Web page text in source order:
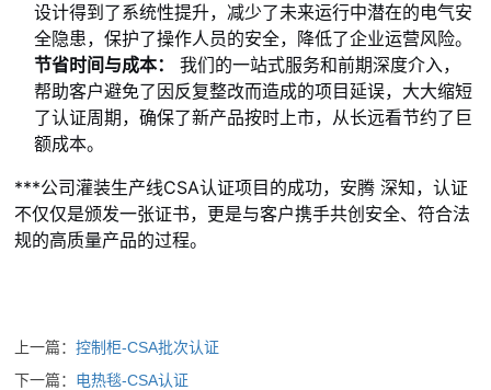
设计得到了系统性提升，减少了未来运行中潜在的电气安
全隐患，保护了操作人员的安全，降低了企业运营风险。
节省时间与成本：
我们的一站式服务和前期深度介入，
帮助客户避免了因反复整改而造成的项目延误，大大缩短
了认证周期，确保了新产品按时上市，从长远看节约了巨
额成本。
***公司灌装生产线CSA认证项目的成功， 安腾 深知，认证
不仅仅是颁发一张证书，更是与客户携手共创安全、符合法
规的高质量产品的过程。
上一篇：控制柜-CSA批次认证
下一篇： 电热毯-CSA认证